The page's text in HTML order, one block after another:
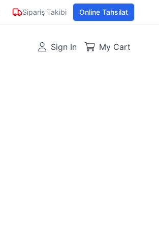
Sipariş Takibi Online Tahsilat
Sign In My Cart